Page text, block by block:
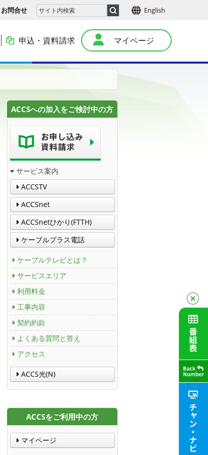
お問合せ English
申込・資料請求 マイページ
ACCSへの加入をご検討中の方
サービス案内
ACCSTV
ACCSnet
ACCSnetひかり(FTTH)
ケーブルプラス電話
ケーブルテレビとは？
サービスエリア
利用料金
工事内容
契約約款
よくある質問と答え
アクセス
ACCS光(N)
ACCSをご利用中の方
マイページ